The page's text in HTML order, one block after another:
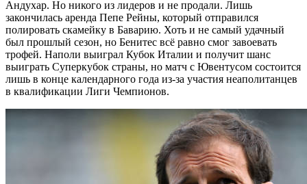
Андухар. Но никого из лидеров и не продали. Лишь
закончилась аренда Пепе Рейны, который отправился
полировать скамейку в Баварию. Хоть и не самый удачный
был прошлый сезон, но Бенитес всё равно смог завоевать
трофей. Наполи выиграл Кубок Италии и получит шанс
выиграть Суперкубок страны, но матч с Ювентусом состоится
лишь в конце календарного года из-за участия неаполитанцев
в квалификации Лиги Чемпионов.